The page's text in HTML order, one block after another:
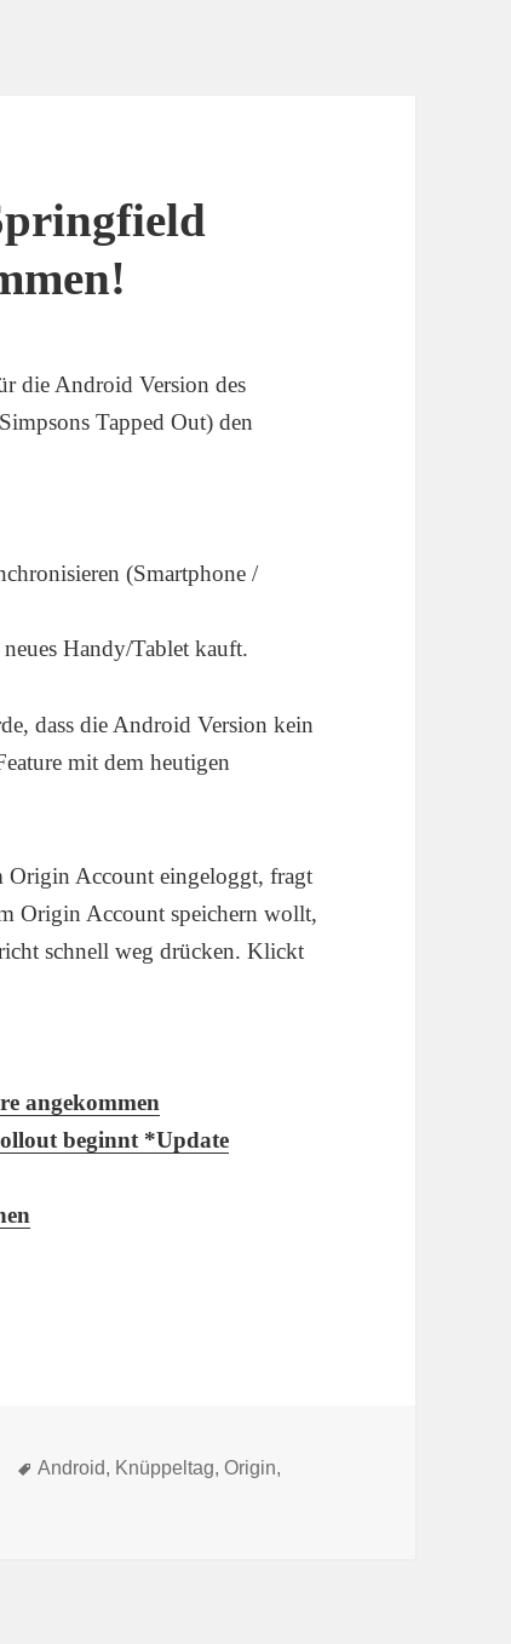
die Android Version des
Tapped Out) den
(Smartphone /
Handy/Tablet kauft.
dass die Android Version kein
mit dem heutigen
Origin Account eingeloggt, fragt
Origin Account speichern wollt,
schnell weg drücken. Klickt
angekommen
beginnt *Update
Schlagwörter
Android, Knüppeltag,Origin,